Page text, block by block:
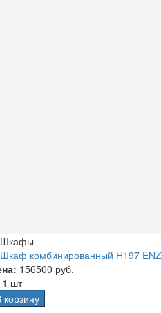
Шкафы
Шкаф комбинированный H197
156500 руб.
1 шт
корзину